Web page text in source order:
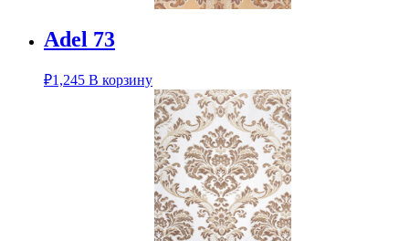
Adel 73
₽1,245 В корзину